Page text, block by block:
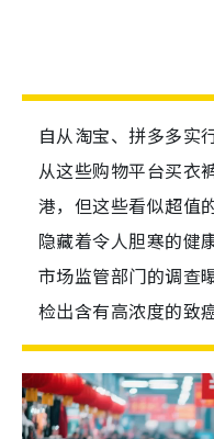
自从淘宝、拼多多实
从这些购物平台买衣
港，但这些看似超
隐藏着令人胆寒的健
市场监管部门的调查
检出含有高浓度的致